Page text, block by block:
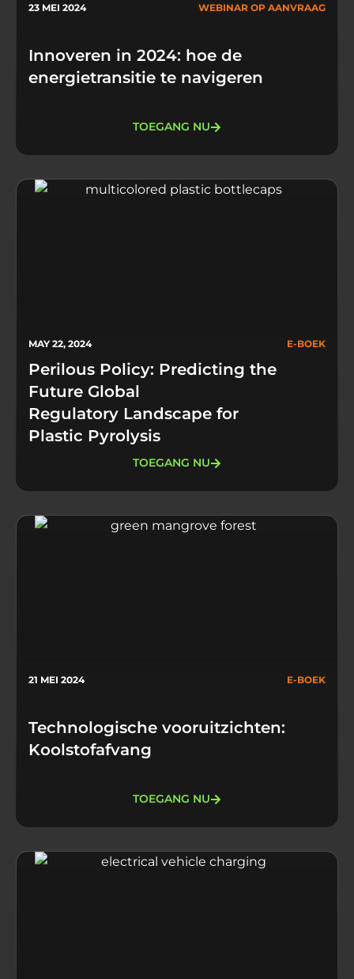
23 MEI 2024 WEBINAR OP AANVRAAG
Innoveren in 2024: hoe de
energietransitie te navigeren
TOEGANG NU
MAY 22, 2024 E-BOEK
Perilous Policy: Predicting the
Future Global
Regulatory Landscape for
Plastic Pyrolysis​
TOEGANG NU
21 MEI 2024 E-BOEK
Technologische vooruitzichten:
Koolstofafvang
TOEGANG NU